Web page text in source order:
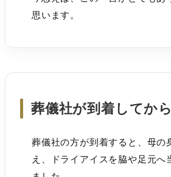
思います。
葬儀社が到着してか
葬儀社の方が到着すると、母の
え、ドライアイスを脇や足元へ